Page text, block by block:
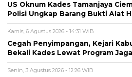
US Oknum Kades Tamanjaya
Polisi Ungkap Barang Bukti Alat
Kamis, 6 Agustus 2026 - 14:31 WIB
Cegah Penyimpangan, Kejari
Bekali Kades Lewat Program
Senin, 3 Agustus 2026 - 12:26 WIB